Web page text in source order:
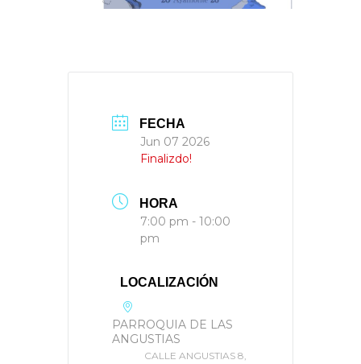
FECHA
Jun 07 2026
Finalizdo!
HORA
7:00 pm - 10:00
pm
LOCALIZACIÓN
PARROQUIA DE LAS
ANGUSTIAS
CALLE ANGUSTIAS 8,